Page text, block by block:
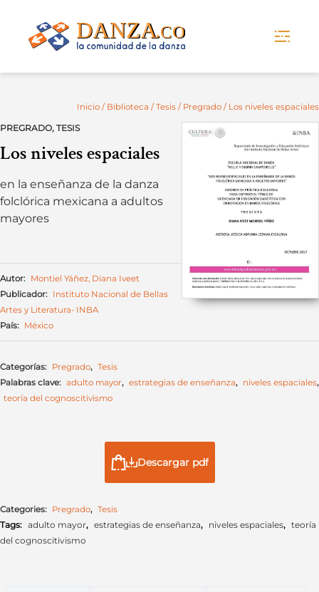
Inicio / Biblioteca / Tesis / Pregrado / Los niveles espaciales
PREGRADO, TESIS
Los niveles espaciales
en la enseñanza de la danza
folclórica mexicana a adultos
mayores
Autor: Montiel Yáñez, Diana Iveet
Publicador: Instituto Nacional de Bellas
Artes y Literatura- INBA
País: México
Categorías: Pregrado, Tesis
Palabras clave: adulto mayor, estrategias de enseñanza, niveles espaciales,
teoría del cognoscitivismo
Descargar pdf
Categories: Pregrado, Tesis
Tags: adulto mayor, estrategias de enseñanza, niveles espaciales, teoría
del cognoscitivismo